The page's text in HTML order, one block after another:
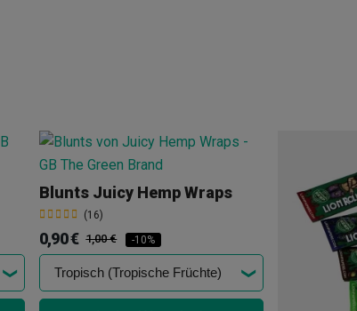
Blunts Juicy Hemp Wraps
(16)
0,90 € 1,00 € -10%